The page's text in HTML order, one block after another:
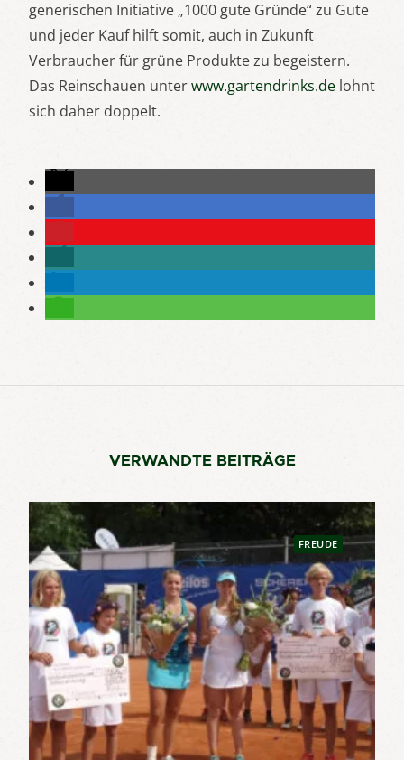
generischen Initiative „1000 gute Gründe“ zu Gute
und jeder Kauf hilft somit, auch in Zukunft
Verbraucher für grüne Produkte zu begeistern.
Das Reinschauen unterwww.gartendrinks.de lohnt
sich daher doppelt.
VERWANDTE BEITRÄGE
FREUDE